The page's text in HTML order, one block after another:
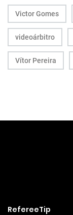
Victor Gomes
videoárbitro
Vítor Pereira
RefereeTip